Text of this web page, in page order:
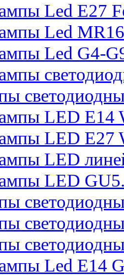
Led E27
Led
Led G4-
LED E14
LED E27
LED
LED
Led Е14